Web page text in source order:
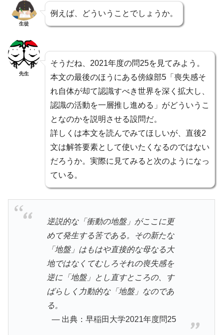
生徒
例えば、どういうことでしょうか。
先生
そうだね、2021年度の問25を見てみよう。
本文の最後のほうにある傍線部5「喪失感そ
れ自体が却て認識すべき世界を深く拡大し、
認識の活動を一層推し進める」がどういうこ
となのかを説明させる設問だ。
詳しくは本文を読んでみてほしいが、直後2
文は解答要素として使いたくなるのではない
だろうか。実際に見てみると次のようになっ
ている。
逆説的な「衝動の地盤」がここに更
めて発生する筈である。その新たな
「地盤」はもはや直接的な母なる大
地ではなくてむしろそれの喪失感を
逆に「地盤」とし直すところの、す
ばらしく力動的な「地盤」なのであ
る。
出典：早稲田大学2021年度問25